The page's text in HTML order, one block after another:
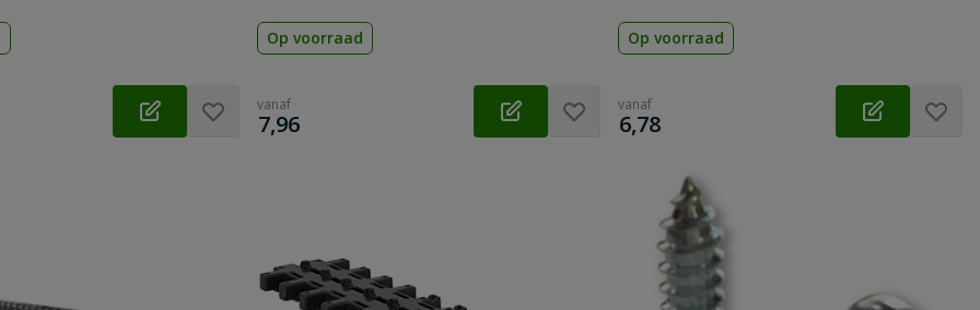
Op voorraad
vanaf
€
7,96
Op voorraad
vanaf
€
6,78